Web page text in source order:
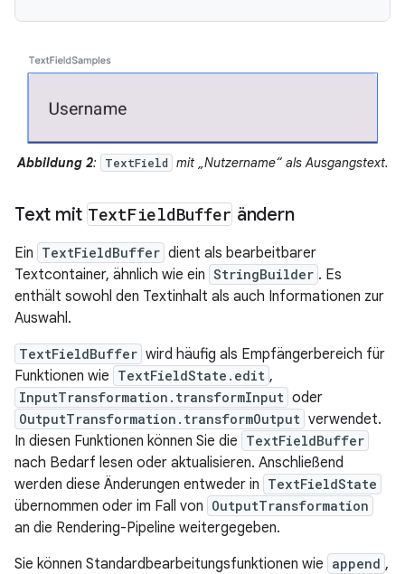
Abbildung 2: TextField mit „Nutzername“ als Ausgangstext.
Text mit TextFieldBuffer ändern
Ein TextFieldBuffer dient als bearbeitbarer
Textcontainer, ähnlich wie ein StringBuilder . Es
enthält sowohl den Textinhalt als auch Informationen zur
Auswahl.
TextFieldBuffer wird häufig als Empfängerbereich für
Funktionen wie TextFieldState.edit ,
InputTransformation.transformInput oder
OutputTransformation.transformOutput verwendet.
In diesen Funktionen können Sie die TextFieldBuffer
nach Bedarf lesen oder aktualisieren. Anschließend
werden diese Änderungen entweder in TextFieldState
übernommen oder im Fall von OutputTransformation
an die Rendering-Pipeline weitergegeben.
Sie können Standardbearbeitungsfunktionen wie append ,